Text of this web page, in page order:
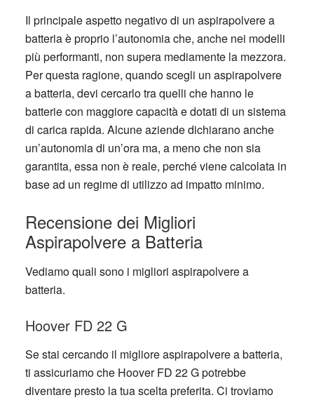
Il principale aspetto negativo di un aspirapolvere a
batteria è proprio l’autonomia che, anche nei modelli
più performanti, non supera mediamente la mezzora.
Per questa ragione, quando scegli un aspirapolvere
a batteria, devi cercarlo tra quelli che hanno le
batterie con maggiore capacità e dotati di un sistema
di carica rapida. Alcune aziende dichiarano anche
un’autonomia di un’ora ma, a meno che non sia
garantita, essa non è reale, perché viene calcolata in
base ad un regime di utilizzo ad impatto minimo.
Recensione dei Migliori
Aspirapolvere a Batteria
Vediamo quali sono i migliori aspirapolvere a
batteria.
Hoover FD 22 G
Se stai cercando il migliore aspirapolvere a batteria,
ti assicuriamo che Hoover FD 22 G potrebbe
diventare presto la tua scelta preferita. Ci troviamo